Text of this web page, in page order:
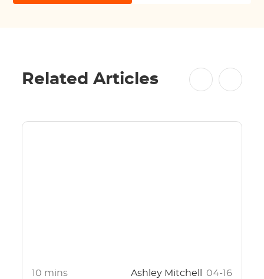
Related Articles
10 mins Ashley Mitchell 04-16